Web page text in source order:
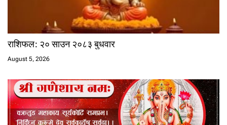
राशिफल: २० साउन २०८३ बुधवार
August 5, 2026